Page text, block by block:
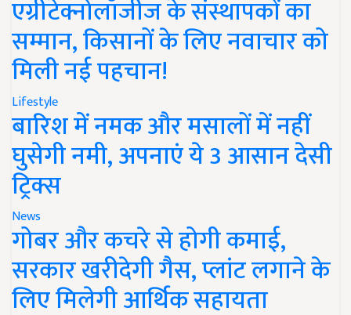
एग्रीटेक्नोलॉजीज के संस्थापकों का
सम्मान, किसानों के लिए नवाचार को
मिली नई पहचान!
Lifestyle
बारिश में नमक और मसालों में नहीं
घुसेगी नमी, अपनाएं ये 3 आसान देसी
ट्रिक्स
News
गोबर और कचरे से होगी कमाई,
सरकार खरीदेगी गैस, प्लांट लगाने के
लिए मिलेगी आर्थिक सहायता